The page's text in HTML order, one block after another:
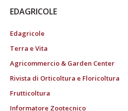
EDAGRICOLE
Edagricole
Terra e Vita
Agricommercio & Garden Center
Rivista di Orticoltura e Floricoltura
Frutticoltura
Informatore Zootecnico